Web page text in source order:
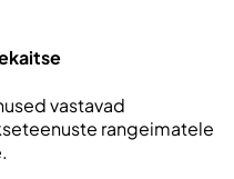
vastavad
rangeimatele